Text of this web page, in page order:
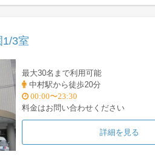
1/3室
最大30名まで利用可能
中村駅から徒歩20分
00:00〜23:30
料金はお問い合わせください
詳細を見る